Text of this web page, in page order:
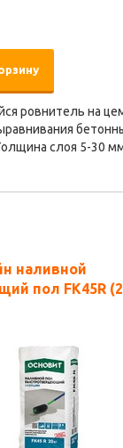
ровнитель на
слоя 5-30
наливной
пол FK45R